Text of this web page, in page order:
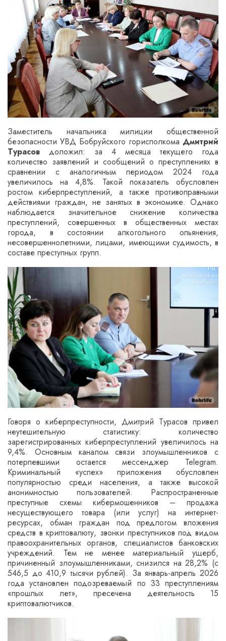
Заместитель начальника милиции общественной
безопасности УВД Бобруйского горисполкома Дмитрий
Турасов доложил: за 4 месяца текущего года
количество заявлений и сообщений о преступлениях в
сравнении с аналогичным периодом 2024 года
увеличилось на 4,8%. Такой показатель обусловлен
ростом киберпреступлений, а также противоправными
действиями граждан, не занятых в экономике. Однако
наблюдается значительное снижение количества
преступлений, совершенных в общественных местах
города, в состоянии алкогольного опьянения,
несовершеннолетними, лицами, имеющими судимость, в
составе преступных групп.
Говоря о киберпреступности, Дмитрий Турасов привел
неутешительную статистику: количество
зарегистрированных киберпреступлений увеличилось на
9,4%. Основным каналом связи злоумышленников с
потерпевшими остается мессенджер Telegram.
Криминальный «успех» приложения обусловлен
популярностью среди населения, а также высокой
анонимностью пользователей. Распространенные
преступные схемы кибермошенников – продажа
несуществующего товара (или услуг) на интернет-
ресурсах, обман граждан под предлогом вложения
средств в криптовалюту, звонки преступников под видом
правоохранительных органов, специалистов банковских
учреждений. Тем не менее материальный ущерб,
причиненный злоумышленниками, снизился на 28,2% (с
546,5 до 410,9 тысячи рублей). За январь-апрель 2026
года установлен подозреваемый по 33 преступлениям
«прошлых лет», пресечена деятельность 15
криптовалютчиков.